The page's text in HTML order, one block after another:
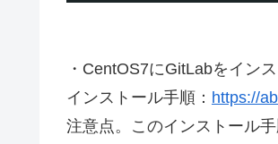
・CentOS7にGitLabをインス
インストール手順： https://
注意点。このインストール